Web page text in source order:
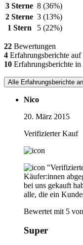
3 Sterne 8 (36%)
2 Sterne 3 (13%)
1 Stern
5 (22%)
22 Bewertungen
4 Erfahrungsberichte auf
10 Erfahrungsberichte in
Alle Erfahrungsberichte
Nico
20. März 2015
Verifizierter Kauf
Käufer:innen
bei uns gekauft
alle, die ein
Bewertet mit 5
Super